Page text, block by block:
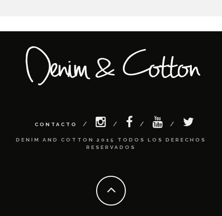
CONTACTO
DENIM AND COTTON 2015 TODOS LOS DERECHOS
RESERVADOS